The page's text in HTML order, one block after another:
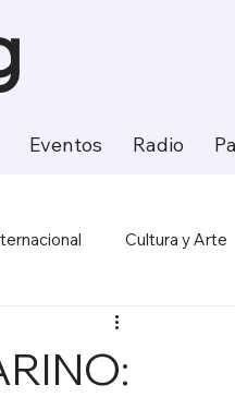
Eventos Radio
Cultura y Arte
Ciencia y Tecnología